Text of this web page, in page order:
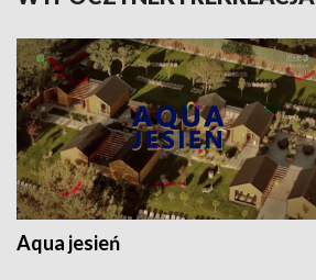
Aqua jesień